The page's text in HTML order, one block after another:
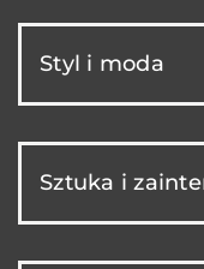
Styl i moda
Sztuka i